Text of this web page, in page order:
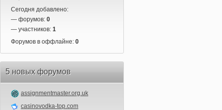
Сегодня добавлено:
— форумов: 0
— участников: 1
Форумов в оффлайне: 0
5 новых форумов
assignmentmaster.org.uk
casinovodka-top.com